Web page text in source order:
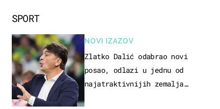
SPORT
NOVI IZAZOV
Zlatko Dalić odabrao novi
posao, odlazi u jednu od
najatraktivnijih zemalja